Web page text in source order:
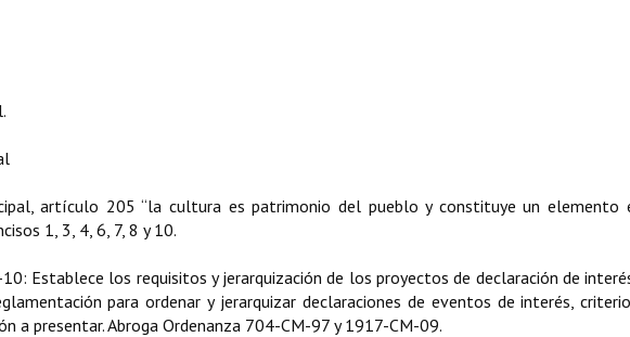
artículo 205 “la cultura es patrimonio del pueblo y constituye un elemento
1, 3, 4, 6, 7, 8 y 10.
Establece los requisitos y jerarquización de los proyectos de declaración de
para ordenar y jerarquizar declaraciones de eventos de interés,
a presentar. Abroga Ordenanza 704-CM-97 y 1917-CM-09.